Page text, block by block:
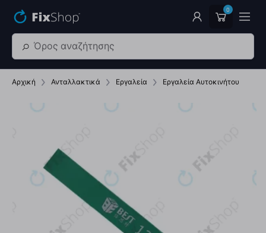
0
Αρχική Ανταλλακτικά Εργαλεία Εργαλεία Αυτοκινήτου